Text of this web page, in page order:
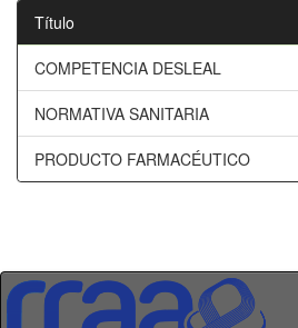
Título
COMPETENCIA DESLEAL
NORMATIVA SANITARIA
PRODUCTO FARMACÉUTICO